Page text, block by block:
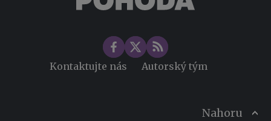
Kontaktujte nás Autorský tým
Nahoru